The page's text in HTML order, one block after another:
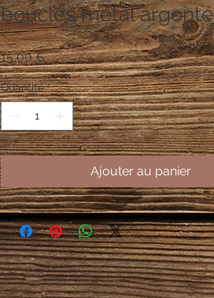
boucles métal argenté
15,00 €Prix
Quantité *
Ajouter au panier